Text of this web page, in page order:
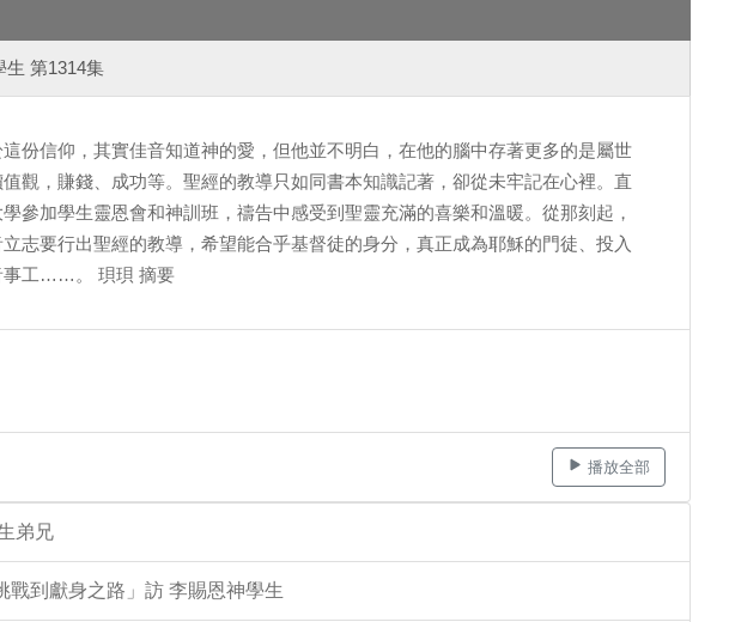
生 第1314集
份信仰，其實佳音知道神的愛，但他並不明白，在他的腦中存著更多的是屬世
值觀，賺錢、成功等。聖經的教導只如同書本知識記著，卻從未牢記在心裡。直
參加學生靈恩會和神訓班，禱告中感受到聖靈充滿的喜樂和溫暖。從那刻起，
志要行出聖經的教導，希望能合乎基督徒的身分，真正成為耶穌的門徒、投入
事工……。 珼珼 摘要
播放全部
弟兄
到獻身之路」訪 李賜恩神學生